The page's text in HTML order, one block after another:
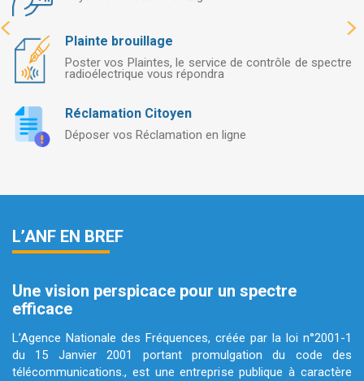
Plainte brouillage
Poster vos Plaintes, le service de contrôle de spectre
radioélectrique vous répondra
Réclamation Citoyen
Déposer vos Réclamation en ligne
L’ANF EN BREF
Une vision perspicace pour un spectre
efficace
L’Agence Nationale des Fréquences, créée par la loi n°2001-1
du 15 Janvier 2001 portant promulgation du code des
télécommunications., est une entreprise publique à caractère